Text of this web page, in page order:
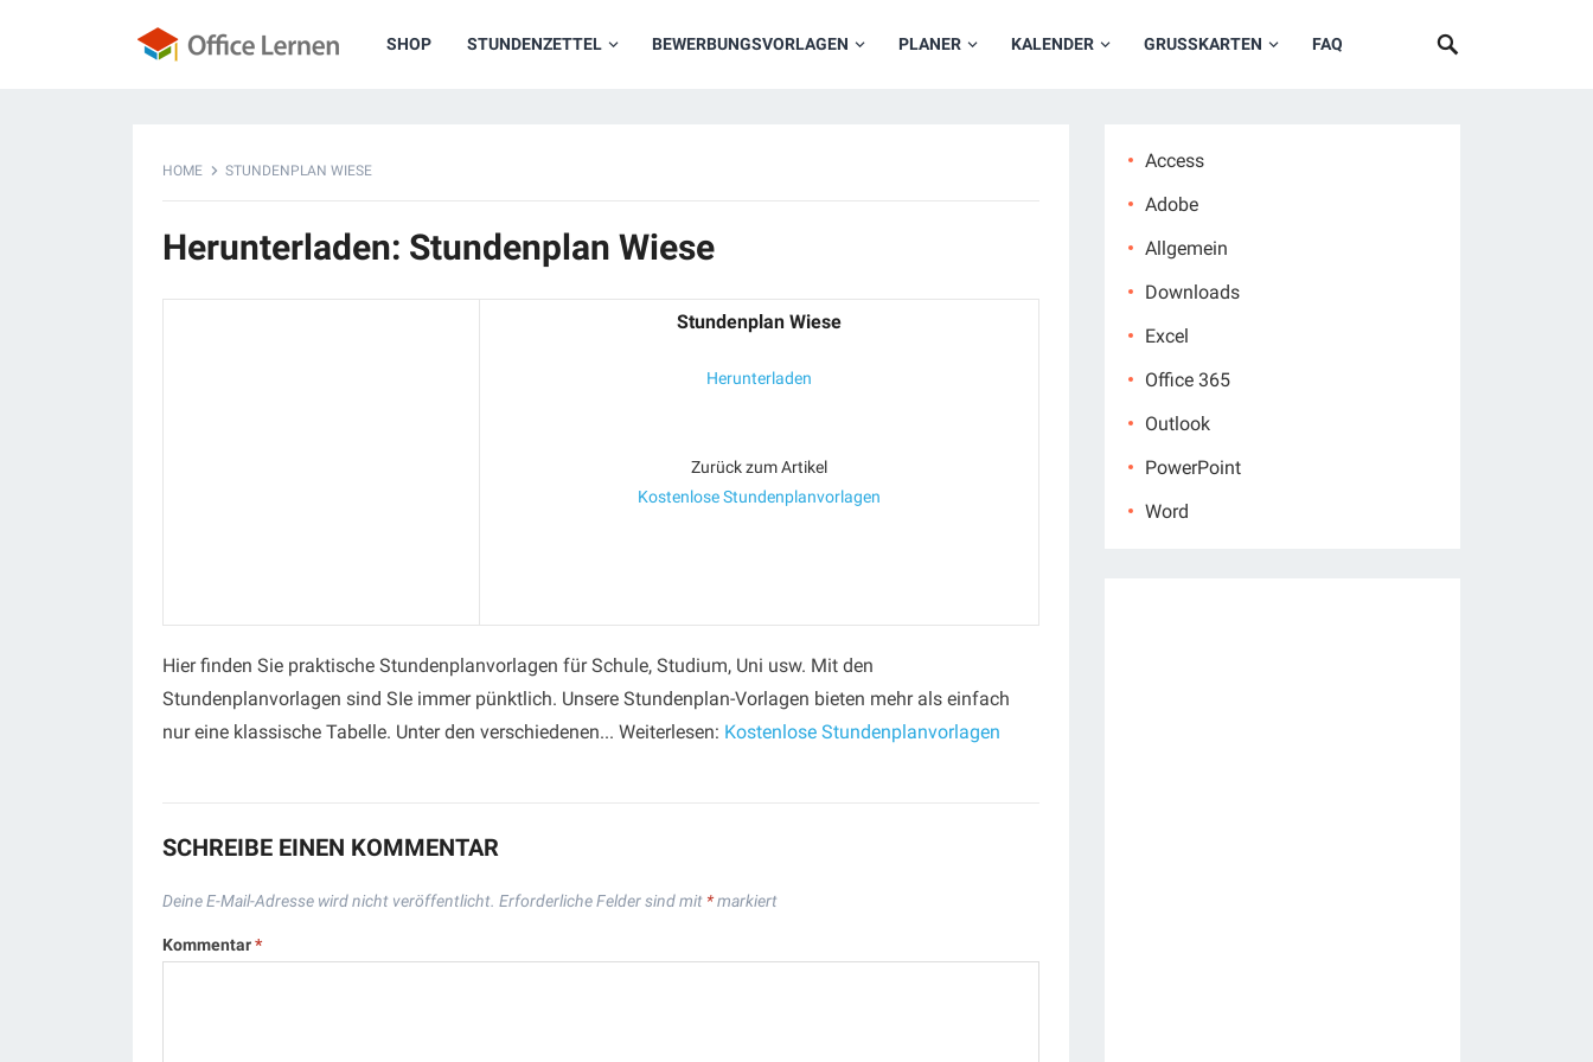
SHOP STUNDENZETTEL BEWERBUNGSVORLAGEN PLANER KALENDER GRUSSKARTEN FAQ
HOME STUNDENPLAN WIESE
Herunterladen: Stundenplan Wiese
Stundenplan Wiese
Herunterladen
Zurück zum Artikel
Kostenlose Stundenplanvorlagen
Hier finden Sie praktische Stundenplanvorlagen für Schule, Studium, Uni usw. Mit den
Stundenplanvorlagen sind SIe immer pünktlich. Unsere Stundenplan-Vorlagen bieten mehr als einfach
nur eine klassische Tabelle. Unter den verschiedenen... Weiterlesen: Kostenlose Stundenplanvorlagen
SCHREIBE EINEN KOMMENTAR
Deine E-Mail-Adresse wird nicht veröffentlicht. Erforderliche Felder sind mit *markiert
Kommentar*
Access
Adobe
Allgemein
Downloads
Excel
Office 365
Outlook
PowerPoint
Word